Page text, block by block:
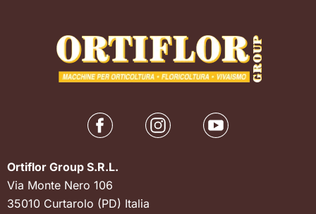
Ortiflor Group S.R.L.
Via Monte Nero 106
35010 Curtarolo (PD) Italia